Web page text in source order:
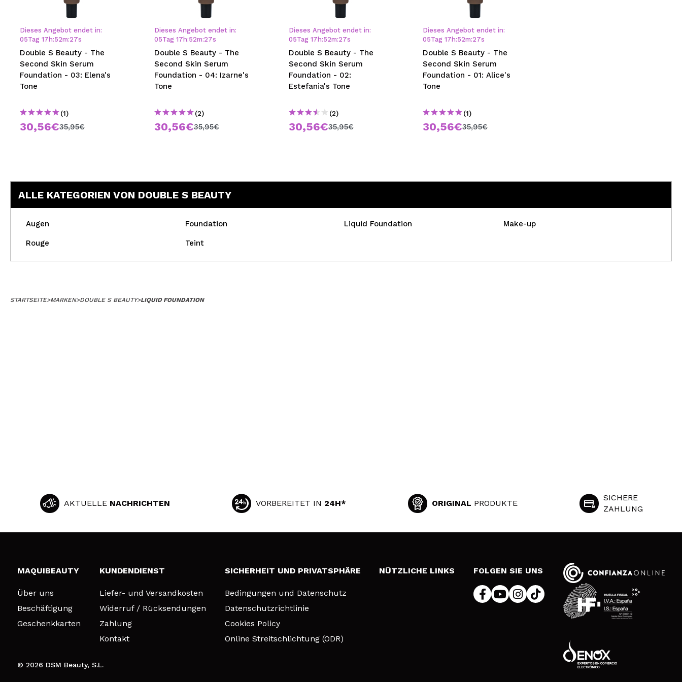
MAQUIFARMA
KOREA ZONE
TRAVEL SIZE
NATURE
SPECIALS
OUTLET
BLOG
bisherigen Vorgänge einsehen.
BENUTZERKONTO ERSTELLEN
Dieses Angebot endet in:
05Tag 17 h:52m:27s
Double S Beauty - The
Second Skin Serum
Foundation - 03: Elena's
Tone
(1)
30,56€35,95€
Dieses Angebot endet in:
05Tag 17 h:52m:27s
Double S Beauty - The
Second Skin Serum
Foundation - 04: Izarne's
Tone
(2)
30,56€35,95€
Dieses Angebot endet in:
05Tag 17 h:52m:27s
Double S Beauty - The
Second Skin Serum
Foundation - 02:
Estefania's Tone
(2)
30,56€35,95€
Dieses Angebot endet in:
05Tag 17 h:52m:27s
Double S Beauty - The
Second Skin Serum
Foundation - 01: Alice's
Tone
(1)
30,56€35,95€
ALLE KATEGORIEN VON DOUBLE S BEAUTY
Augen Foundation Liquid Foundation Make-up
Rouge Teint
STARTSEITE>MARKEN>DOUBLE S BEAUTY>LIQUID FOUNDATION
AKTUELLE NACHRICHTEN VORBEREITET IN 24H* ORIGINAL PRODUKTE
SICHERE
ZAHLUNG
MAQUIBEAUTY
Über uns
Beschäftigung
Geschenkkarten
KUNDENDIENST
Liefer- und Versandkosten
Widerruf / Rücksendungen
Zahlung
Kontakt
SICHERHEIT UND PRIVATSPHÄRE
Bedingungen und Datenschutz
Datenschutzrichtlinie
Cookies Policy
Online Streitschlichtung (ODR)
NÜTZLICHE LINKS FOLGEN SIE UNS
© 2026 DSM Beauty, S.L.